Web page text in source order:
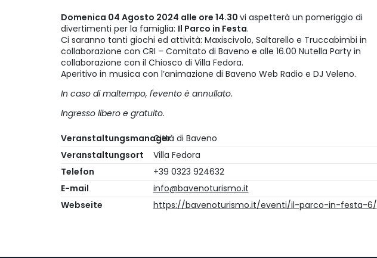
Domenica 04 Agosto 2024 alle ore 14.30 vi aspetterà un pomeriggio di
divertimenti per la famiglia: Il Parco in Festa.
Ci saranno tanti giochi ed attività: Maxiscivolo, Saltarello e Truccabimbi in
collaborazione con CRI – Comitato di Baveno e alle 16.00 Nutella Party in
collaborazione con il Chiosco di Villa Fedora.
Aperitivo in musica con l’animazione di Baveno Web Radio e DJ Veleno.
In caso di maltempo, l'evento è annullato.
Ingresso libero e gratuito.
VeranstaltungsmanagerCittà di Baveno
Veranstaltungsort
Villa Fedora
Telefon
+39 0323 924632
E-mail
info@bavenoturismo.it
Webseite
https://bavenoturismo.it/eventi/il-parco-in-festa-6/